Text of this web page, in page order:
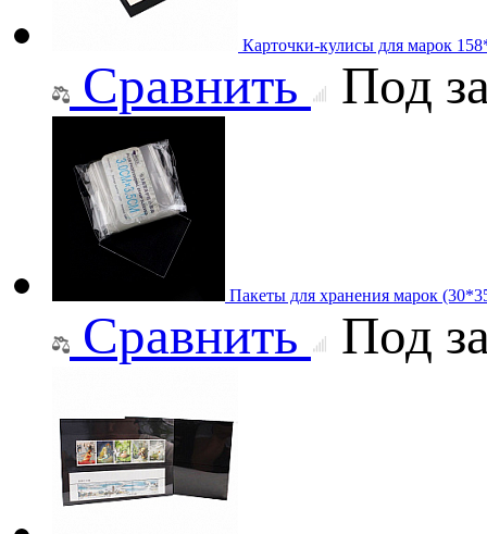
Карточки-кулисы для марок
Сравнить Под
Пакеты для хранения марок
Сравнить Под